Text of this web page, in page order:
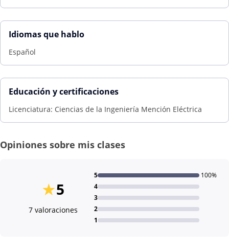
Idiomas que hablo
Español
Educación y certificaciones
Licenciatura: Ciencias de la Ingeniería Mención Eléctrica
Opiniones sobre mis clases
5
★
7 valoraciones
1
2
3
4
5 100%